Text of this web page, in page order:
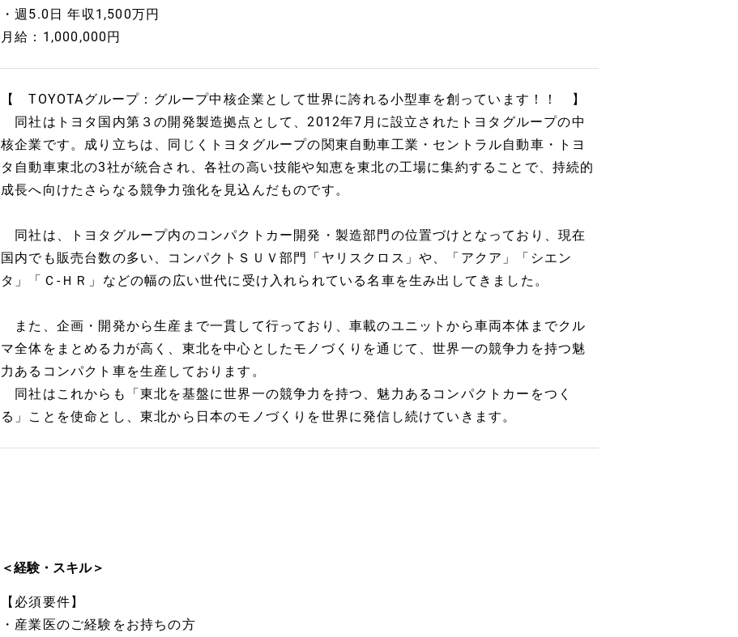
・週5.0日 年収1,500万円
月給：1,000,000円
【 TOYOTAグループ：グループ中核企業として世界に誇れる小型車を創っています！！ 】
同社はトヨタ国内第３の開発製造拠点として、2012年7月に設立されたトヨタグループの中
核企業です。成り立ちは、同じくトヨタグループの関東自動車工業・セントラル自動車・トヨ
タ自動車東北の3社が統合され、各社の高い技能や知恵を東北の工場に集約することで、持続的
成長へ向けたさらなる競争力強化を見込んだものです。
同社は、トヨタグループ内のコンパクトカー開発・製造部門の位置づけとなっており、現在
国内でも販売台数の多い、コンパクトＳＵＶ部門「ヤリスクロス」や、「アクア」「シエン
タ」「Ｃ-ＨＲ」などの幅の広い世代に受け入れられている名車を生み出してきました。
また、企画・開発から生産まで一貫して行っており、車載のユニットから車両本体までクル
マ全体をまとめる力が高く、東北を中心としたモノづくりを通じて、世界一の競争力を持つ魅
力あるコンパクト車を生産しております。
同社はこれからも「東北を基盤に世界一の競争力を持つ、魅力あるコンパクトカーをつく
る」ことを使命とし、東北から日本のモノづくりを世界に発信し続けていきます。
＜経験・スキル＞
【必須要件】
・産業医のご経験をお持ちの方